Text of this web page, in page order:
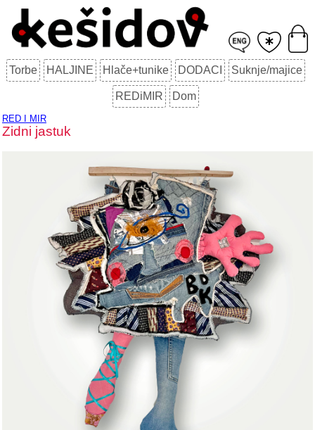
Torbe HALJINE Hlače+tunike DODACI Suknje/majice
REDiMIR Dom
RED I MIR
Zidni jastuk